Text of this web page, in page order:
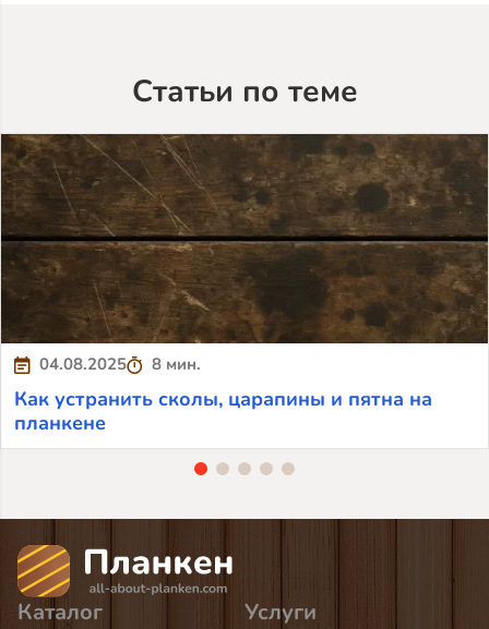
Статьи по теме
04.08.2025 8 мин.
Как устранить сколы, царапины и пятна на
планкене
Каталог Услуги